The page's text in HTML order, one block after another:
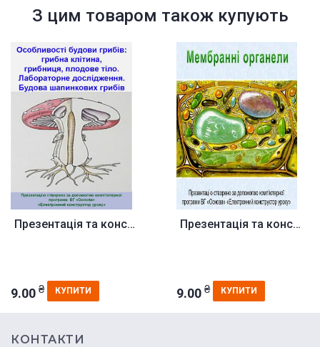
З цим товаром також купують
Презентація та конспект до уро...
9.00 ₴ КУПИТИ
Презентація та конспект до уро...
9.00 ₴ КУПИТИ
КОНТАКТИ